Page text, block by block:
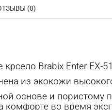
(0)
крсело Brabix Enter
из экокожи
основе и пористому
комфорте во время